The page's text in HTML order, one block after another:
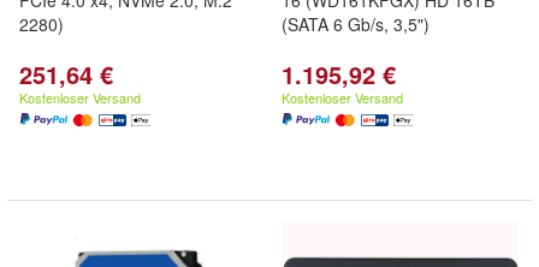
2280)
251,64 €
Kostenloser Versand
(SATA 6 Gb/s, 3,5")
1.195,92 €
Kostenloser Versand